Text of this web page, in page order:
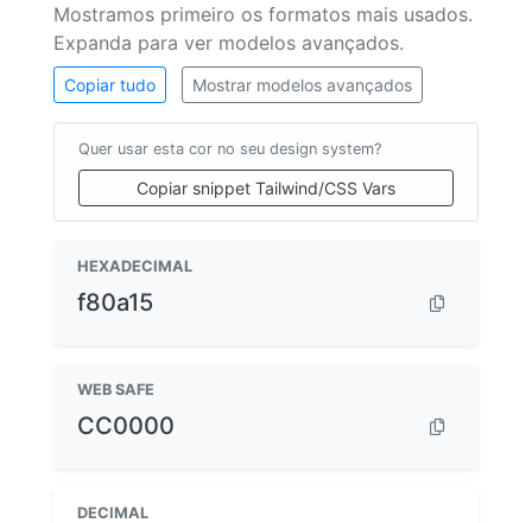
Mostramos primeiro os formatos mais usados.
Expanda para ver modelos avançados.
Copiar tudo Mostrar modelos avançados
Quer usar esta cor no seu design system?
Copiar snippet Tailwind/CSS Vars
HEXADECIMAL
f80a15
WEB SAFE
CC0000
DECIMAL